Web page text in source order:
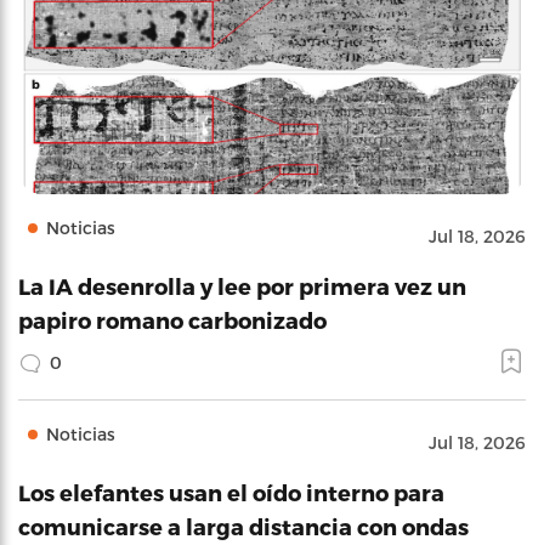
Noticias Jul 18, 2026
La IA desenrolla y lee por primera vez un
papiro romano carbonizado
0
Noticias Jul 18, 2026
Los elefantes usan el oído interno para
comunicarse a larga distancia con ondas